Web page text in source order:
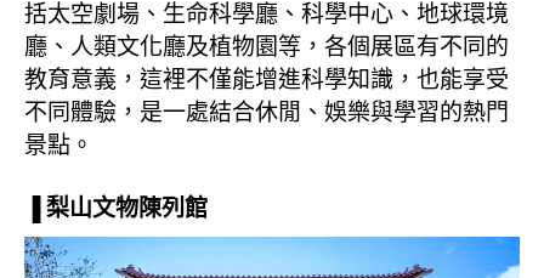
括太空劇場、生命科學廳、科學中心、地球環境
廳、人類文化廳及植物園等，各個展區有不同的
教育意義，這裡不僅能增進科學知識，也能享受
不同體驗，是一處結合休閒、娛樂與學習的熱門
景點。
▐ 梨山文物陳列館